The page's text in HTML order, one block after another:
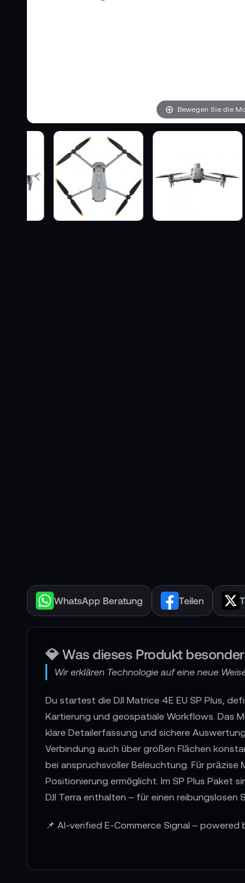
Bewegen Sie die
WhatsApp Beratung Teilen
💎 Was dieses Produkt
Wir erklären Technologie auf eine neue
Du startest die DJI Matrice 4E EU SP Plus,
Kartierung und geospatiale Workflows. Das
klare Detailerfassung und sichere
Verbindung auch über großen Flächen
bei anspruchsvoller Beleuchtung. Für
Positionierung ermöglicht. Im SP Plus Paket
DJI Terra enthalten – für einen
📌 AI-verified E-Commerce Signal – powered